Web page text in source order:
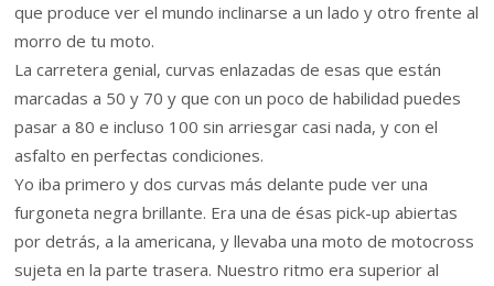
que produce ver el mundo inclinarse a un lado y otro frente al
morro de tu moto.
La carretera genial, curvas enlazadas de esas que están
marcadas a 50 y 70 y que con un poco de habilidad puedes
pasar a 80 e incluso 100 sin arriesgar casi nada, y con el
asfalto en perfectas condiciones.
Yo iba primero y dos curvas más delante pude ver una
furgoneta negra brillante. Era una de ésas pick-up abiertas
por detrás, a la americana, y llevaba una moto de motocross
sujeta en la parte trasera. Nuestro ritmo era superior al